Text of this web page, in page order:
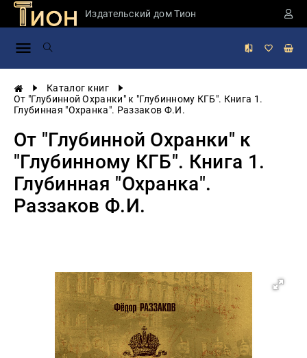
Издательский дом Тион
Каталог книг
От "Глубинной Охранки" к "Глубинному КГБ". Книга 1.
Глубинная "Охранка". Раззаков Ф.И.
От "Глубинной Охранки" к
"Глубинному КГБ". Книга 1.
Глубинная "Охранка".
Раззаков Ф.И.
Занимательная
России
Мировая
Экономика
Фантастика
и
приключения
Публицистика
Проза
Тайное и
непознанное